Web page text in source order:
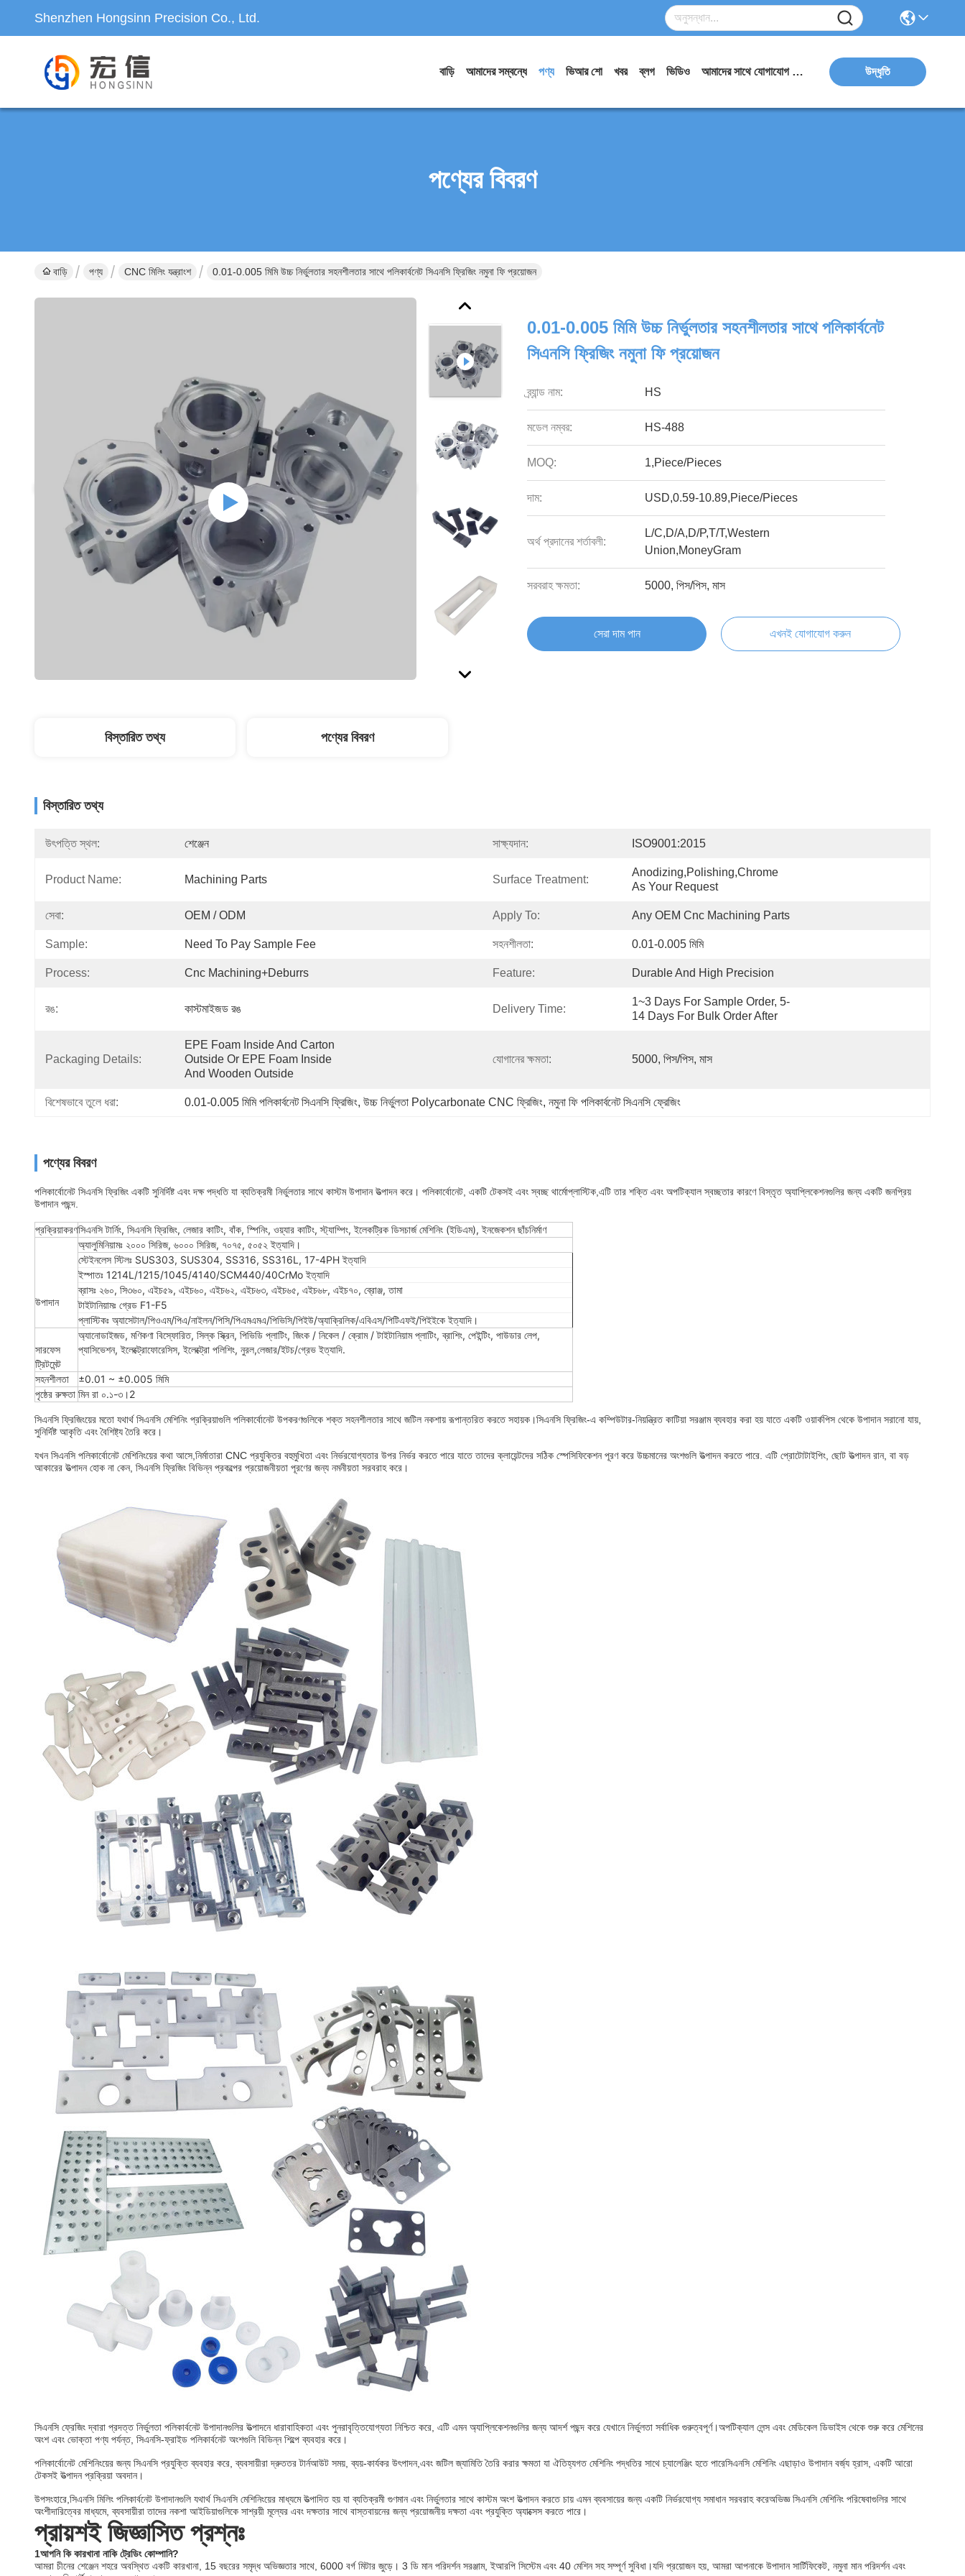
Shenzhen Hongsinn Precision Co., Ltd.
বাড়ি আমাদের সম্বন্ধে পণ্য ভিআর শো খবর ব্লগ ভিডিও আমাদের সাথে যোগাযোগ করুন উদ্ধৃতি
পণ্যের বিবরণ
বাড়ি পণ্য CNC মিলিং যন্ত্রাংশ 0.01-0.005 মিমি উচ্চ নির্ভুলতার সহনশীলতার সাথে পলিকার্বনেট সিএনসি ফ্রিজিং নমুনা ফি প্রয়োজন
0.01-0.005 মিমি উচ্চ নির্ভুলতার সহনশীলতার সাথে পলিকার্বনেট
সিএনসি ফ্রিজিং নমুনা ফি প্রয়োজন
ব্র্যান্ড নাম: HS
মডেল নম্বর: HS-488
MOQ: 1,Piece/Pieces
দাম: USD,0.59-10.89,Piece/Pieces
অর্থ প্রদানের শর্তাবলী:
L/C,D/A,D/P,T/T,Western
Union,MoneyGram
সরবরাহ ক্ষমতা: 5000, পিস/পিস, মাস
সেরা দাম পান এখনই যোগাযোগ করুন
বিস্তারিত তথ্য পণ্যের বিবরণ
বিস্তারিত তথ্য
উৎপত্তি স্থল: শেঞ্জেন সাক্ষ্যদান: ISO9001:2015
Product Name: Machining Parts Surface Treatment:
Anodizing,polishing,chrome
As Your Request
সেবা: OEM / ODM Apply To: Any OEM Cnc Machining Parts
Sample: Need To Pay Sample Fee সহনশীলতা: 0.01-0.005 মিমি
Process: Cnc Machining+deburrs Feature: Durable And High Precision
রঙ: কাস্টমাইজড রঙ Delivery Time:
1~3 Days For Sample Order, 5-
14 Days For Bulk Order After
Packaging Details:
EPE Foam Inside And Carton
Outside Or EPE Foam Inside
And Wooden Outside
যোগানের ক্ষমতা: 5000, পিস/পিস, মাস
বিশেষভাবে তুলে ধরা: 0.01-0.005 মিমি পলিকার্বনেট সিএনসি ফ্রিজিং, উচ্চ নির্ভুলতা Polycarbonate CNC ফ্রিজিং, নমুনা ফি পলিকার্বনেট সিএনসি ফ্রেজিং
পণ্যের বিবরণ
পলিকার্বোনেট সিএনসি ফ্রিজিং একটি সুনির্দিষ্ট এবং দক্ষ পদ্ধতি যা ব্যতিক্রমী নির্ভুলতার সাথে কাস্টম উপাদান উত্পাদন করে। পলিকার্বোনেট, একটি টেকসই এবং স্বচ্ছ থার্মোপ্লাস্টিক,এটি তার শক্তি এবং অপটিক্যাল স্বচ্ছতার কারণে বিস্তৃত অ্যাপ্লিকেশনগুলির জন্য একটি জনপ্রিয়
উপাদান পছন্দ.
প্রক্রিয়াকরণসিএনসি টার্নিং, সিএনসি ফ্রিজিং, লেজার কাটিং, বাঁক, স্পিনিং, ওয়্যার কাটিং, স্ট্যাম্পিং, ইলেকট্রিক ডিসচার্জ মেশিনিং (ইডিএম), ইনজেকশন ছাঁচনির্মাণ
উপাদান
অ্যালুমিনিয়ামঃ ২০০০ সিরিজ, ৬০০০ সিরিজ, ৭০৭৫, ৫০৫২ ইত্যাদি।
স্টেইনলেস স্টিলঃ SUS303, SUS304, SS316, SS316L, 17-4PH ইত্যাদি
ইস্পাতঃ 1214L/1215/1045/4140/SCM440/40CrMo ইত্যাদি
ব্রাসঃ ২৬০, সি৩৬০, এইচ৫৯, এইচ৬০, এইচ৬২, এইচ৬৩, এইচ৬৫, এইচ৬৮, এইচ৭০, ব্রোঞ্জ, তামা
টাইটানিয়ামঃ গ্রেড F1-F5
প্লাস্টিকঃ অ্যাসেটাল/পিওএম/পিএ/নাইলন/পিসি/পিএমএমএ/পিভিসি/পিইউ/অ্যাক্রিলিক/এবিএস/পিটিএফই/পিইইকে ইত্যাদি।
সারফেস
ট্রিটমেন্ট
অ্যানোডাইজড, মণিকণা বিস্ফোরিত, সিল্ক স্ক্রিন, পিভিডি প্লাটিং, জিংক / নিকেল / ক্রোম / টাইটানিয়াম প্লাটিং, ব্রাশিং, পেইন্টিং, পাউডার লেপ,
প্যাসিভেশন, ইলেক্ট্রোফোরেসিস, ইলেক্ট্রো পলিশিং, নুরল,লেজার/ইটচ/গ্রেভ ইত্যাদি.
সহনশীলতা
±0.01 ~ ±0.005 মিমি
পৃষ্ঠের রুক্ষতা মিন রা ০.১-৩।2
সিএনসি ফ্রিজিংয়ের মতো যথার্থ সিএনসি মেশিনিং প্রক্রিয়াগুলি পলিকার্বোনেট উপকরণগুলিকে শক্ত সহনশীলতার সাথে জটিল নকশায় রূপান্তরিত করতে সহায়ক।সিএনসি ফ্রিজিং-এ কম্পিউটার-নিয়ন্ত্রিত কাটিয়া সরঞ্জাম ব্যবহার করা হয় যাতে একটি ওয়ার্কপিস থেকে উপাদান সরানো যায়,
সুনির্দিষ্ট আকৃতি এবং বৈশিষ্ট্য তৈরি করে।
যখন সিএনসি পলিকার্বোনেট মেশিনিংয়ের কথা আসে,নির্মাতারা CNC প্রযুক্তির বহুমুখিতা এবং নির্ভরযোগ্যতার উপর নির্ভর করতে পারে যাতে তাদের ক্লায়েন্টদের সঠিক স্পেসিফিকেশন পূরণ করে উচ্চমানের অংশগুলি উত্পাদন করতে পারে. এটি প্রোটোটাইপিং, ছোট উত্পাদন রান, বা বড়
আকারের উত্পাদন হোক না কেন, সিএনসি ফ্রিজিং বিভিন্ন প্রকল্পের প্রয়োজনীয়তা পূরণের জন্য নমনীয়তা সরবরাহ করে।
সিএনসি ফ্রেজিং দ্বারা প্রদত্ত নির্ভুলতা পলিকার্বনেট উপাদানগুলির উত্পাদনে ধারাবাহিকতা এবং পুনরাবৃত্তিযোগ্যতা নিশ্চিত করে, এটি এমন অ্যাপ্লিকেশনগুলির জন্য আদর্শ পছন্দ করে যেখানে নির্ভুলতা সর্বাধিক গুরুত্বপূর্ণ।অপটিক্যাল লেন্স এবং মেডিকেল ডিভাইস থেকে শুরু করে মেশিনের
অংশ এবং ভোক্তা পণ্য পর্যন্ত, সিএনসি-ফ্রাইড পলিকার্বনেট অংশগুলি বিভিন্ন শিল্পে ব্যবহার করে।
পলিকার্বোনেট মেশিনিংয়ের জন্য সিএনসি প্রযুক্তি ব্যবহার করে, ব্যবসায়ীরা দ্রুততর টার্নআউট সময়, ব্যয়-কার্যকর উৎপাদন,এবং জটিল জ্যামিতি তৈরি করার ক্ষমতা যা ঐতিহ্যগত মেশিনিং পদ্ধতির সাথে চ্যালেঞ্জিং হতে পারেসিএনসি মেশিনিং এছাড়াও উপাদান বর্জ্য হ্রাস, একটি আরো
টেকসই উত্পাদন প্রক্রিয়া অবদান।
উপসংহারে,সিএনসি মিলিং পলিকার্বনেট উপাদানগুলি যথার্থ সিএনসি মেশিনিংয়ের মাধ্যমে উত্পাদিত হয় যা ব্যতিক্রমী গুণমান এবং নির্ভুলতার সাথে কাস্টম অংশ উত্পাদন করতে চায় এমন ব্যবসায়ের জন্য একটি নির্ভরযোগ্য সমাধান সরবরাহ করেঅভিজ্ঞ সিএনসি মেশিনিং পরিষেবাগুলির সাথে
অংশীদারিত্বের মাধ্যমে, ব্যবসায়ীরা তাদের নকশা আইডিয়াগুলিকে সাশ্রয়ী মূল্যের এবং দক্ষতার সাথে বাস্তবায়নের জন্য প্রয়োজনীয় দক্ষতা এবং প্রযুক্তি অ্যাক্সেস করতে পারে।
প্রায়শই জিজ্ঞাসিত প্রশ্নঃ
1আপনি কি কারখানা নাকি ট্রেডিং কোম্পানি?
আমরা চীনের শেঞ্জেন শহরে অবস্থিত একটি কারখানা, 15 বছরের সমৃদ্ধ অভিজ্ঞতার সাথে, 6000 বর্গ মিটার জুড়ে। 3 ডি মান পরিদর্শন সরঞ্জাম, ইআরপি সিস্টেম এবং 40 মেশিন সহ সম্পূর্ণ সুবিধা।যদি প্রয়োজন হয়, আমরা আপনাকে উপাদান সার্টিফিকেট, নমুনা মান পরিদর্শন এবং